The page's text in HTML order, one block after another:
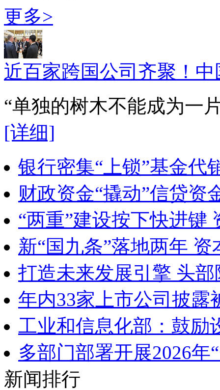
更多>
近百家跨国公司齐聚！
“单独的树木不能成为一
[详细]
银行密集“上锁”基金代
财政资金“撬动”信贷资
“两重”建设按下快进键
新“国九条”落地两年
打造未来发展引擎 头
年内33家上市公司披露
工业和信息化部：鼓励
多部门部署开展2026年
新闻排行